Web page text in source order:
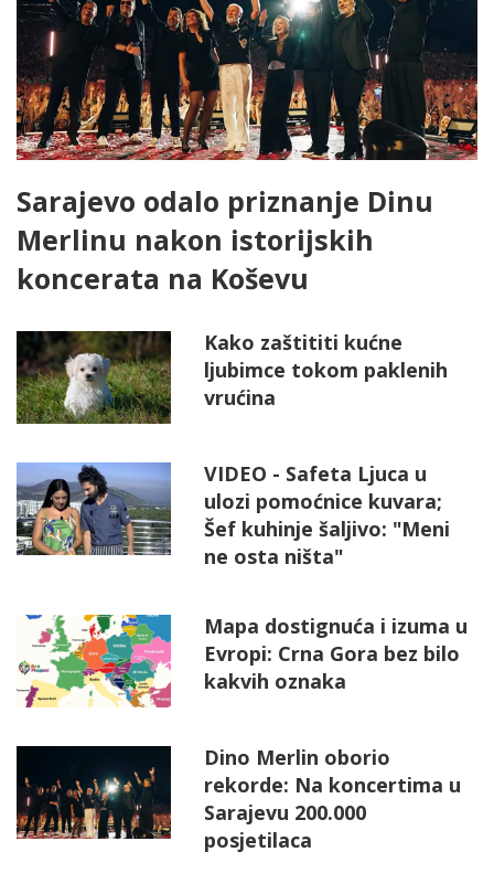
Sarajevo odalo priznanje Dinu
Merlinu nakon istorijskih
koncerata na Koševu
Kako zaštititi kućne
ljubimce tokom paklenih
vrućina
VIDEO - Safeta Ljuca u
ulozi pomoćnice kuvara;
Šef kuhinje šaljivo: "Meni
ne osta ništa"
Mapa dostignuća i izuma u
Evropi: Crna Gora bez bilo
kakvih oznaka
Dino Merlin oborio
rekorde: Na koncertima u
Sarajevu 200.000
posjetilaca